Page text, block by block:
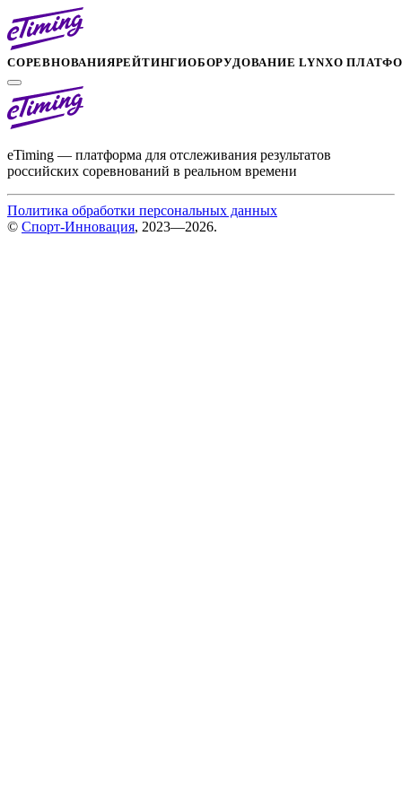
СОРЕВНОВАНИЯРЕЙТИНГИОБОРУДОВАНИЕ LYNXО
eTiming — платформа для отслеживания результатов
российских соревнований в реальном времени
Политика обработки персональных данных
© Спорт-Инновация, 2023—2026.